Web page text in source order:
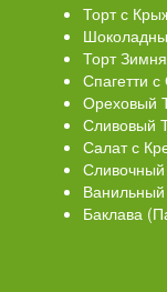
Торт с
Торт
Спагетти
Ореховый
Сливовый
Салат с
Баклава